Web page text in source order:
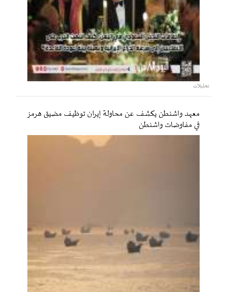
تحليلات
معهد واشنطن يكشف عن محاولة إيران توظيف مضيق هرمز
في مفاوضات واشنطن